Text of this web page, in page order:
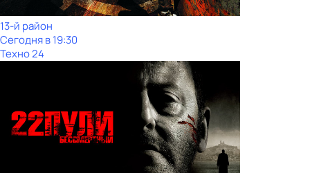
13-й район
Сегодня в 19:30
Техно 24